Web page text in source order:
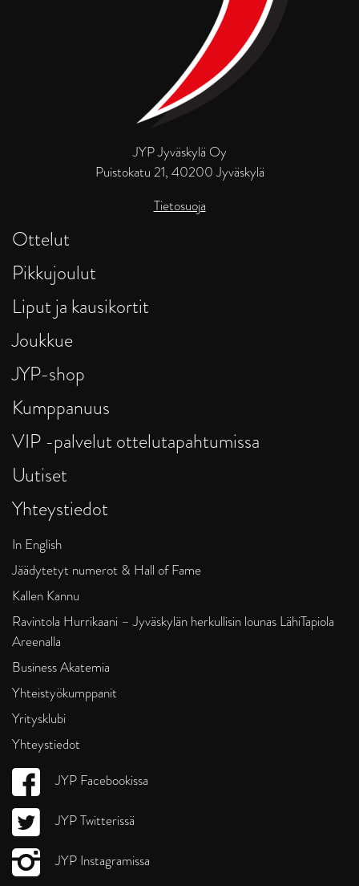
JYP Jyväskylä Oy
Puistokatu 21, 40200 Jyväskylä
Tietosuoja
Ottelut
Pikkujoulut
Liput ja kausikortit
Joukkue
JYP-shop
Kumppanuus
VIP -palvelut ottelutapahtumissa
Uutiset
Yhteystiedot
In English
Jäädytetyt numerot & Hall of Fame
Kallen Kannu
Ravintola Hurrikaani – Jyväskylän herkullisin lounas LähiTapiola
Areenalla
Business Akatemia
Yhteistyökumppanit
Yritysklubi
Yhteystiedot
JYP Facebookissa
JYP Twitterissä
JYP Instagramissa